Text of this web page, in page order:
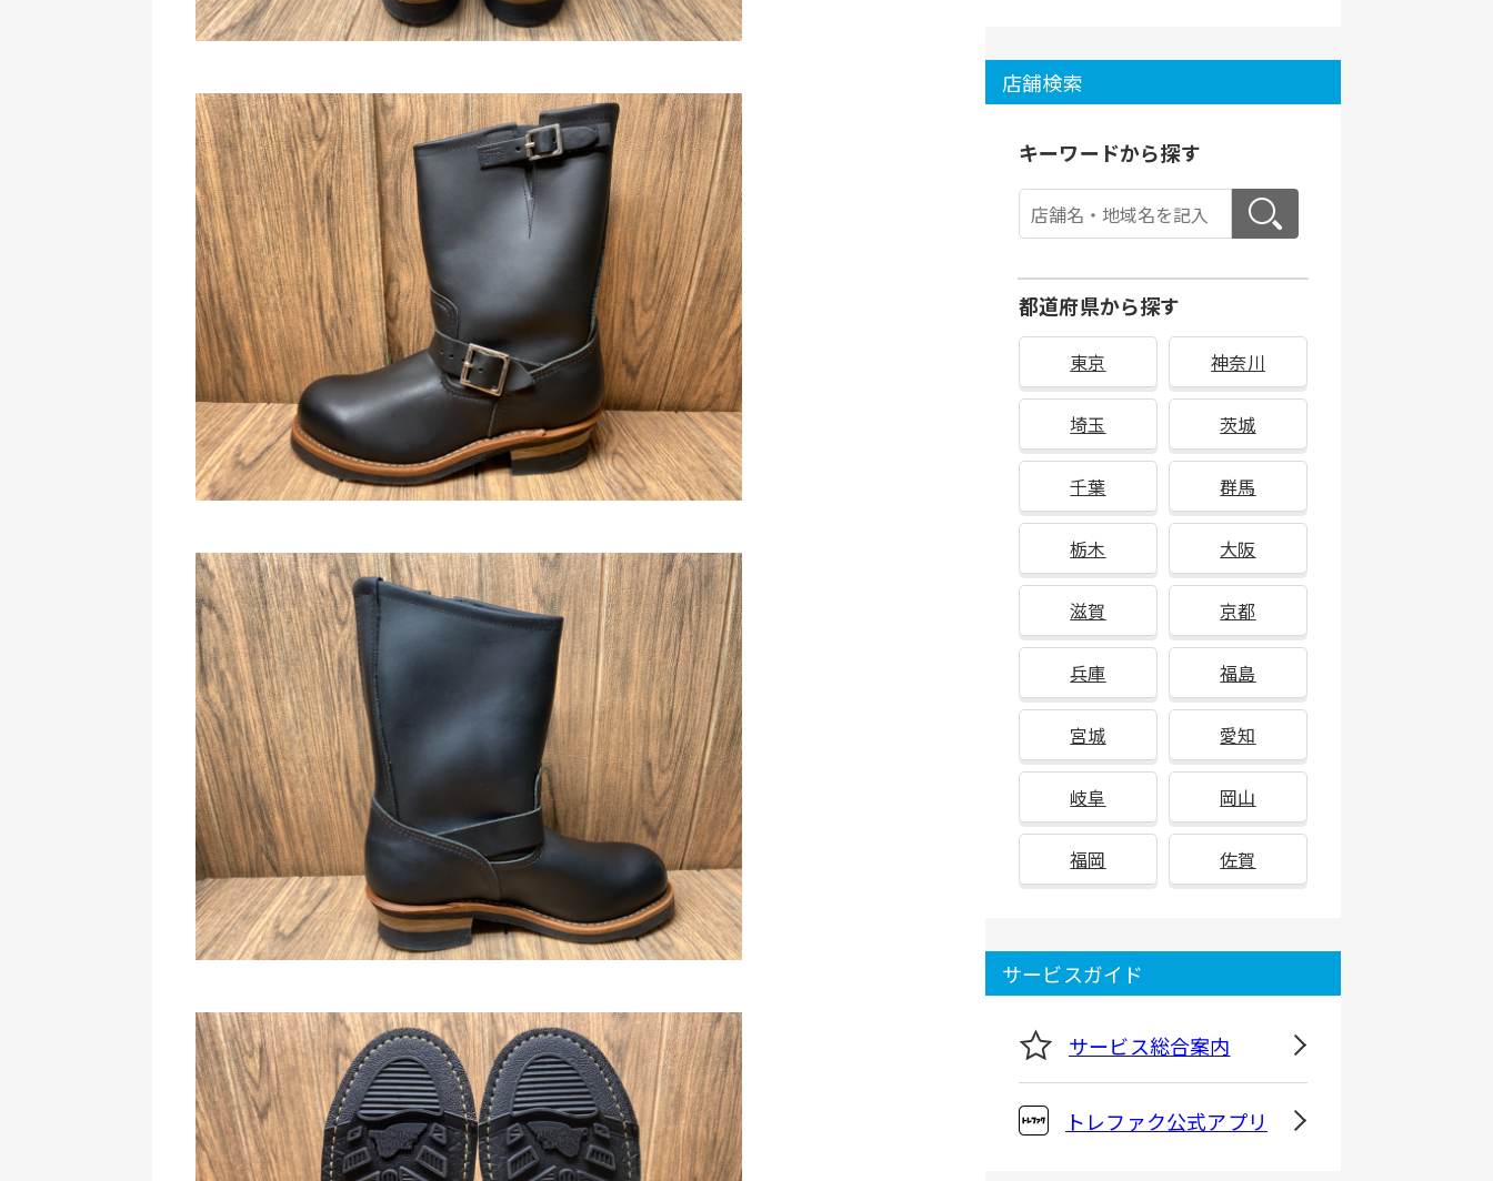
店舗検索
キーワードから探す
都道府県から探す
東京 神奈川
埼玉 茨城
千葉 群馬
栃木 大阪
滋賀 京都
兵庫 福島
宮城 愛知
岐阜 岡山
福岡 佐賀
サービスガイド
サービス総合案内
トレファク公式アプリ